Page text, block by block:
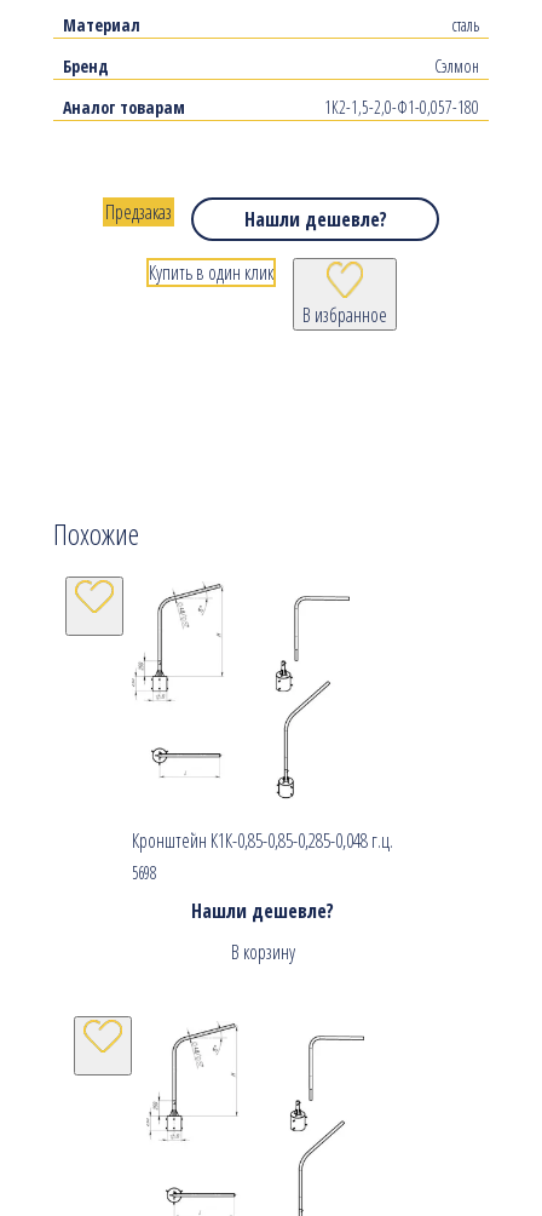
Материал
сталь
Бренд
Сэлмон
Аналог товарам
1К2-1,5-2,0-Ф1-0,057-180
Нашли дешевле?
В избранное
Предзаказ
Купить в один клик
Похожие
Кронштейн К1К-0,85-0,85-0,285-0,048 г.ц.
5698
Нашли дешевле?
В корзину